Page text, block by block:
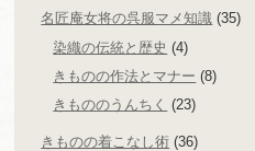
名匠庵女将の呉服マメ知識 (35)
染織の伝統と歴史 (4)
きものの作法とマナー (8)
きもののうんちく (23)
きものの着こなし術 (36)